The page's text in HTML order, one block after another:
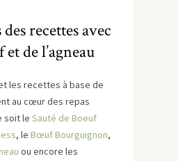
des recettes avec
de l’agneau
les recettes à base de
au cœur des repas
soit le Sauté de Boeuf
, le Bœuf Bourguignon,
ou encore les